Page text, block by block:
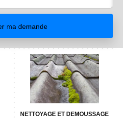
NETTOYAGE ET DEMOUSSAGE